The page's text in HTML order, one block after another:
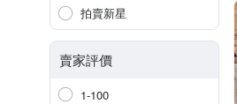
拍賣新星
賣家評價
1-100